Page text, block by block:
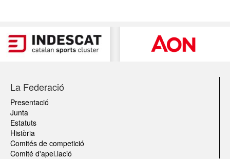
La Federació
Presentació
Junta
Estatuts
Història
Comités de competició
Comité d'apel.lació